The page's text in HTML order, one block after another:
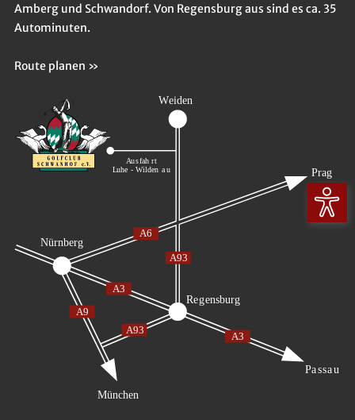
Amberg und Schwandorf. Von Regensburg aus sind es ca. 35
Autominuten.
Route planen »